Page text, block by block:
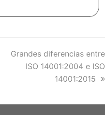
next
post:
Grandes diferencias entre
ISO 14001:2004 e ISO
14001:2015